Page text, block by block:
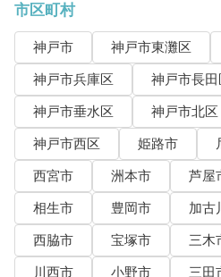
市区町村
神戸市 神戸市東灘区
神戸市兵庫区
神戸市長田
神戸市垂水区
神戸市北区
神戸市西区
姫路市
西宮市
洲本市 芦屋
相生市
豊岡市 加古
西脇市
宝塚市 三木
川西市
小野市 三田